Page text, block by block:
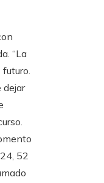
“La
dejar
52